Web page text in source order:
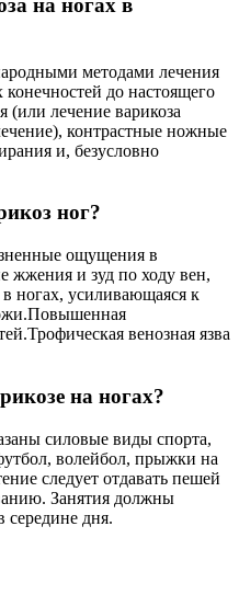
на ногах в
методами лечения
до настоящего
(или лечение варикоза
контрастные ножные
и, безусловно
ног?
ощущения в
и зуд по ходу вен,
ногах, усиливающаяся к
венозная язва
на ногах?
силовые виды спорта,
волейбол, прыжки на
следует отдавать пешей
Занятия должны
середине дня.